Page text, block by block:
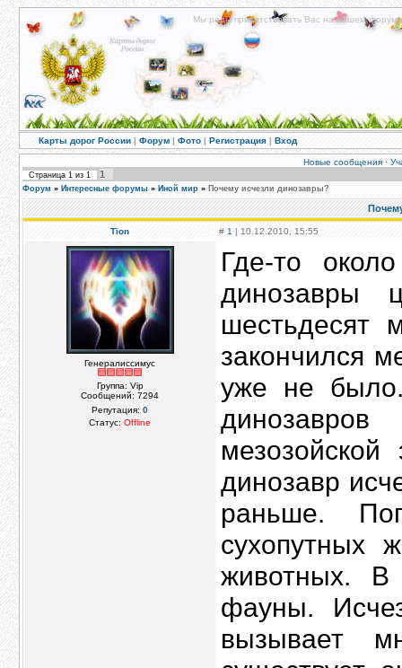
Мы рады приветствовать Вас на нашем
Карты дорог России | Форум | Фото | Регистрация | Вход
Новые сообщения·
Страница 1 из 1 1
Форум » Интересные форумы » Иной мир » Почему исчезли динозавры?
Tion # 1 | 10.12.2010, 15:55
Генералиссимус
Группа: Vip
Сообщений: 7294
Репутация: 0
Статус: Offline
Где-то
динозавры
шестьдесят
закончился
уже не было.
динозавр
раньше.
сухопутных
животных.
фауны.
вызывает